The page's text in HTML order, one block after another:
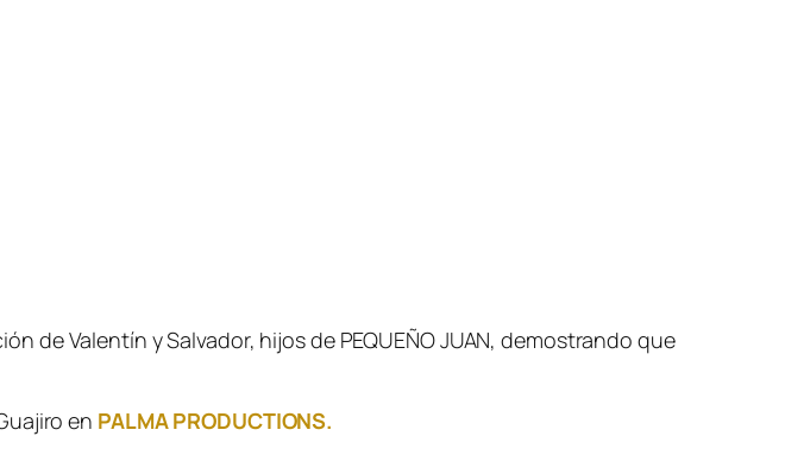
de Valentín y Salvador, hijos de PEQUEÑO JUAN, demostrando que
en PALMA PRODUCTIONS.